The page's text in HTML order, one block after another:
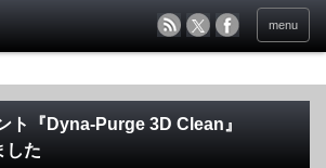
menu
ト『Dyna-Purge 3D Clean』
した